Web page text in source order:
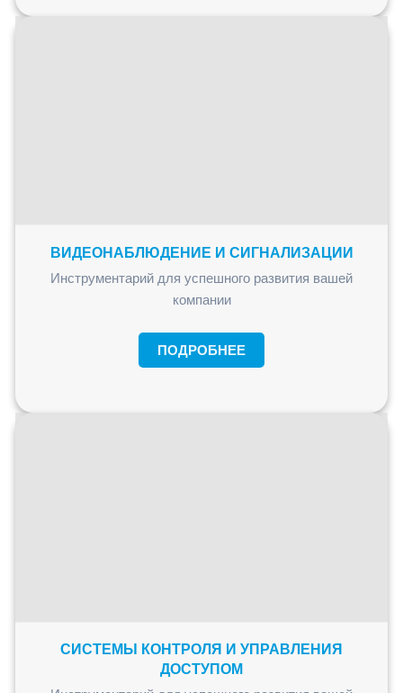
ВИДЕОНАБЛЮДЕНИЕ И СИГНАЛИЗАЦИИ
Инструментарий для успешного развития вашей
компании
ПОДРОБНЕЕ
СИСТЕМЫ КОНТРОЛЯ И УПРАВЛЕНИЯ
ДОСТУПОМ